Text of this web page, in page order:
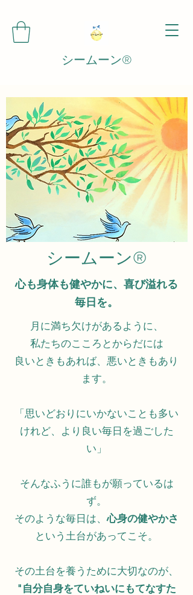
シームーン®️
シームーン®️
心も身体も健やかに、喜び溢れる
毎日を。
月に満ち欠けがあるように、
私たちのこころとからだには
良いときもあれば、悪いときもあり
ます。
「思いどおりにいかないことも多い
けれど、より良い毎日を過ごした
い」
そんなふうに誰もが願っているは
ず。
そのような毎日は、心身の健やかさ
という土台があってこそ。
その土台を養うために大切なのが、
"自分自身をていねいにもてなすた